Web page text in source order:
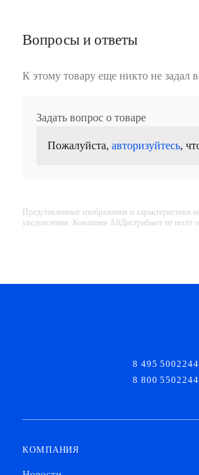
Вопросы и ответы
К этому товару еще никто не задал
Задать вопрос о товаре
Пожалуйста, авторизуйтесь,
Представленные изображения и характеристики
уведомления. Компания АйДистрибьют не несёт
8 495 5002244
8 800 5502244
КОМПАНИЯ